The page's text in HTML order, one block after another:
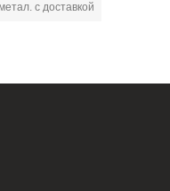
с доставкой